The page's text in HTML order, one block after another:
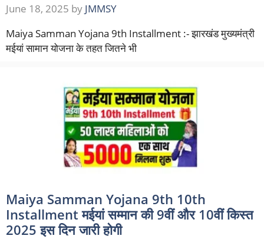
June 18, 2025 by JMMSY
Maiya Samman Yojana 9th Installment :- झारखंड मुख्यमंत्री
मईयां सामान योजना के तहत जितने भी
Maiya Samman Yojana 9th 10th
Installment मईयां सम्मान की 9वीं और 10वीं किस्त
2025 इस दिन जारी होगी